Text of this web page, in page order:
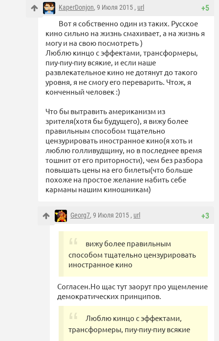
+5
KaperDonjon, 9 Июля 2015 , url
Вот я собственно один из таких. Русское
кино сильно на жизнь смахивает, а на жизнь я
могу и на свою посмотреть )
Люблю кинцо с эффектами, трансформеры,
пиу-пиу-пиу всякие, и если наше
развлекательное кино не дотянут до такого
уровня, я не смогу его переварить. Чтож, я
конченный человек :)
Что бы вытравить американизм из
зрителя(хотя бы будущего), я вижу более
правильным способом тщательно
цензурировать иностранное кино(я хоть и
люблю голливудщину, но в последнее время
тошнит от его приторности), чем без разбора
повышать цены на его билеты(что больше
похоже на простое желание набить себе
карманы нашим киношникам)
+3
Georg7, 9 Июля 2015 , url
вижу более правильным
способом тщательно цензурировать
иностранное кино
Согласен.Но щас тут заорут про ущемление
демократических принципов.
Люблю кинцо с эффектами,
трансформеры, пиу-пиу-пиу всякие